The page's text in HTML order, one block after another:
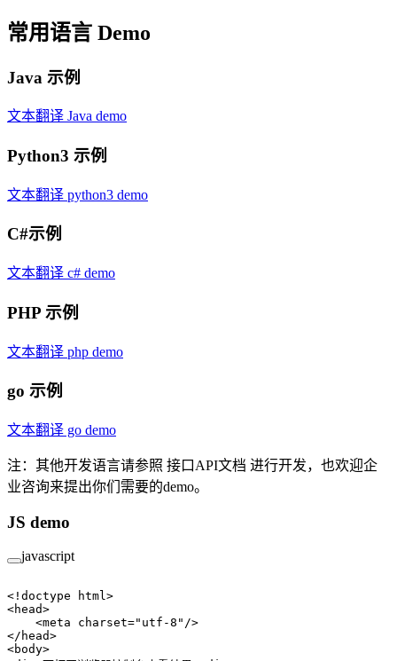
常用语言 Demo
Java 示例
文本翻译 Java demo
Python3 示例
文本翻译 python3 demo
C#示例
文本翻译 c# demo
PHP 示例
文本翻译 php demo
go 示例
文本翻译 go demo
注：其他开发语言请参照 接口API文档 进行开发，也欢迎企
业咨询来提出你们需要的demo。
JS demo
javascript
<! doctype html>
<head>
    <
meta charset="utf-8" />
</ head>
<body>